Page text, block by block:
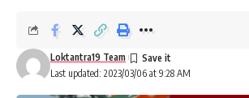
Last updated: 2023/03/06 at 9:28 AM
Loktantra19 Team